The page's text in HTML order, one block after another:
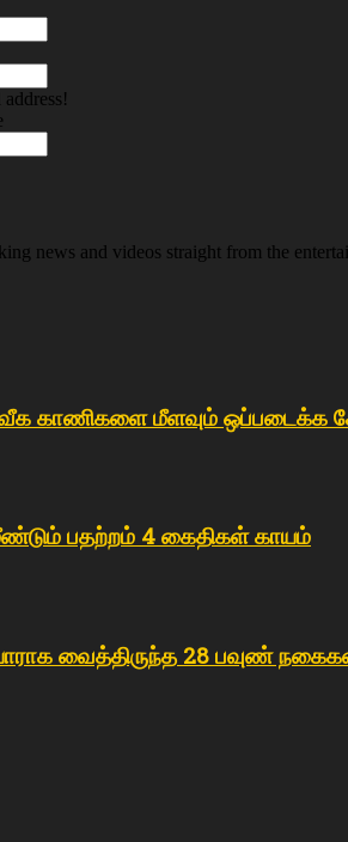
news and videos straight from the
காணிகளை மீளவும் ஒப்படைக்க
பதற்றம் 4 கைதிகள் காயம்
வைத்திருந்த 28 பவுண் நகைகள்